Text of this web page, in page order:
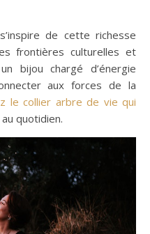
de cette richesse
frontières culturelles et
bijou chargé d’énergie
aux forces de la
le collier arbre de vie qui
quotidien.